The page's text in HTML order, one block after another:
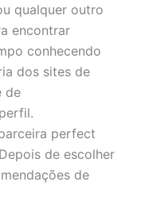
qualquer outro
encontrar
conhecendo
dos sites de
de
perfect
de escolher
de